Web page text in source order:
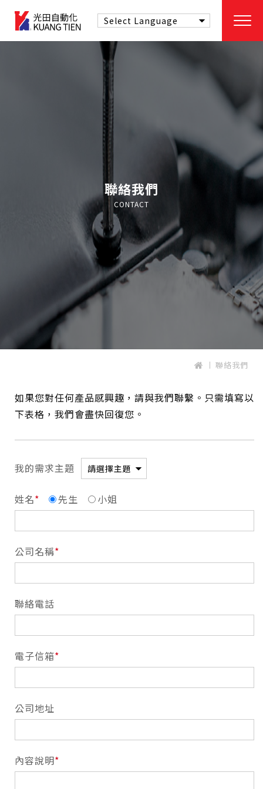
聯絡我們
CONTACT
聯絡我們
如果您對任何產品感興趣，請與我們聯繫。只需填寫以
下表格，我們會盡快回復您。
我的需求主題
姓名 先生 小姐
公司名稱
聯絡電話
電子信箱
公司地址
內容說明